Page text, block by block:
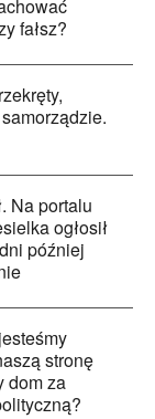
fałsz?
Na portalu
ogłosił
później
stronę
dom za